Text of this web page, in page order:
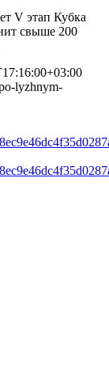
V этап Кубка
свыше 200
lyzhnym-